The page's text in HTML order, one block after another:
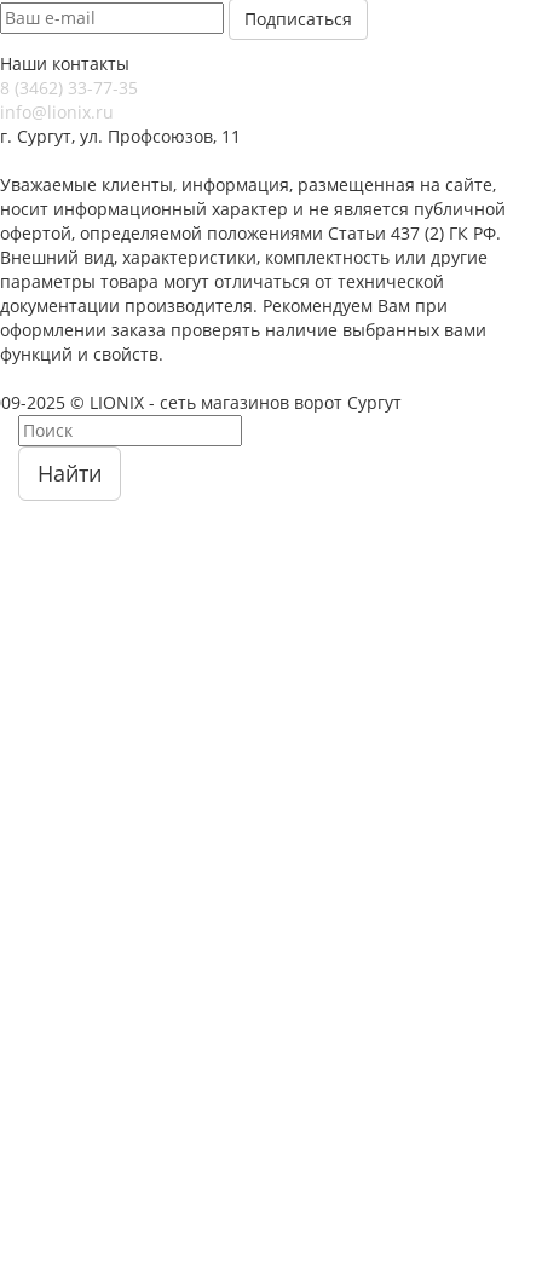
Наши контакты
8 (3462) 33-77-35
info@lionix.ru
г. Сургут, ул. Профсоюзов, 11
Уважаемые клиенты, информация, размещенная на сайте,
носит информационный характер и не является публичной
офертой, определяемой положениями Статьи 437 (2) ГК РФ.
Внешний вид, характеристики, комплектность или другие
параметры товара могут отличаться от технической
документации производителя. Рекомендуем Вам при
оформлении заказа проверять наличие выбранных вами
функций и свойств.
2025 © LIONIX - сеть магазинов ворот Сургут
Найти